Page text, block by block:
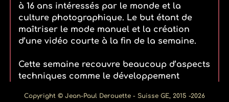
à 16 ans intéressés par le monde et la
culture photographique. Le but étant de
maîtriser le mode manuel et la création
d’une vidéo courte à la fin de la semaine.
Cette semaine recouvre beaucoup d’aspects
techniques comme le développement
de l’ouverture, de la vitesse, de la
Copyright © Jean-Paul Derouette - Suisse GE, 2015 -2026